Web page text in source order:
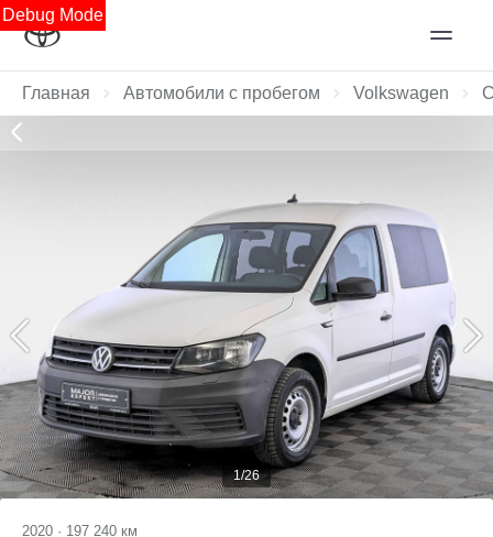
Debug Mode
Главная Автомобили с пробегом Volkswagen
1/26
2020 · 197 240 км